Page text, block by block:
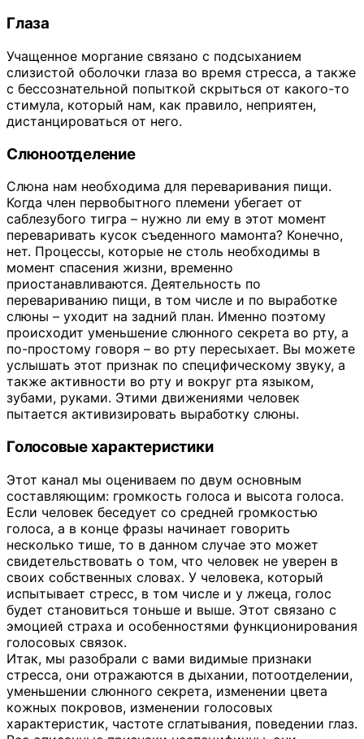
Глаза
Учащенное моргание связано с подсыханием
слизистой оболочки глаза во время стресса, а также
с бессознательной попыткой скрыться от какого-то
стимула, который нам, как правило, неприятен,
дистанцироваться от него.
Слюноотделение
Слюна нам необходима для переваривания пищи.
Когда член первобытного племени убегает от
саблезубого тигра – нужно ли ему в этот момент
переваривать кусок съеденного мамонта? Конечно,
нет. Процессы, которые не столь необходимы в
момент спасения жизни, временно
приостанавливаются. Деятельность по
перевариванию пищи, в том числе и по выработке
слюны – уходит на задний план. Именно поэтому
происходит уменьшение слюнного секрета во рту, а
по-простому говоря – во рту пересыхает. Вы можете
услышать этот признак по специфическому звуку, а
также активности во рту и вокруг рта языком,
зубами, руками. Этими движениями человек
пытается активизировать выработку слюны.
Голосовые характеристики
Этот канал мы оцениваем по двум основным
составляющим: громкость голоса и высота голоса.
Если человек беседует со средней громкостью
голоса, а в конце фразы начинает говорить
несколько тише, то в данном случае это может
свидетельствовать о том, что человек не уверен в
своих собственных словах. У человека, который
испытывает стресс, в том числе и у лжеца, голос
будет становиться тоньше и выше. Этот связано с
эмоцией страха и особенностями функционирования
голосовых связок.
Итак, мы разобрали с вами видимые признаки
стресса, они отражаются в дыхании, потоотделении,
уменьшении слюнного секрета, изменении цвета
кожных покровов, изменении голосовых
характеристик, частоте сглатывания, поведении глаз.